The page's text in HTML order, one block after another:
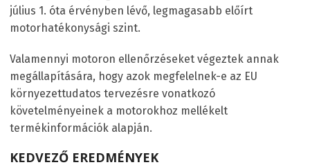
július 1. óta érvényben lévő, legmagasabb előírt
motorhatékonysági szint.
Valamennyi motoron ellenőrzéseket végeztek annak
megállapítására, hogy azok megfelelnek-e az EU
környezettudatos tervezésre vonatkozó
követelményeinek a motorokhoz mellékelt
termékinformációk alapján.
KEDVEZŐ EREDMÉNYEK